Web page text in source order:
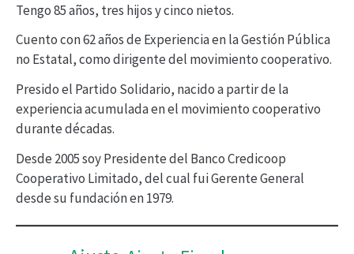
o
r
d
e
v
d
e
o
Tengo 85 años, tres hijos y cinco nietos.
Cuento con 62 años de Experiencia en la Gestión Pública
no Estatal, como dirigente del movimiento cooperativo.
Presido el Partido Solidario, nacido a partir de la
experiencia acumulada en el movimiento cooperativo
durante décadas.
Desde 2005 soy Presidente del Banco Credicoop
Cooperativo Limitado, del cual fui Gerente General
desde su fundación en 1979.